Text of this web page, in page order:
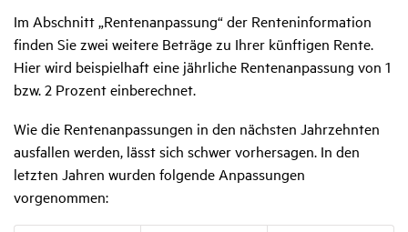
Im Abschnitt „Rentenanpassung“ der Renteninformation
finden Sie zwei weitere Beträge zu Ihrer künftigen Rente.
Hier wird beispielhaft eine jährliche Rentenanpassung von 1
bzw. 2 Prozent einberechnet.
Wie die Rentenanpassungen in den nächsten Jahrzehnten
ausfallen werden, lässt sich schwer vorhersagen. In den
letzten Jahren wurden folgende Anpassungen
vorgenommen: